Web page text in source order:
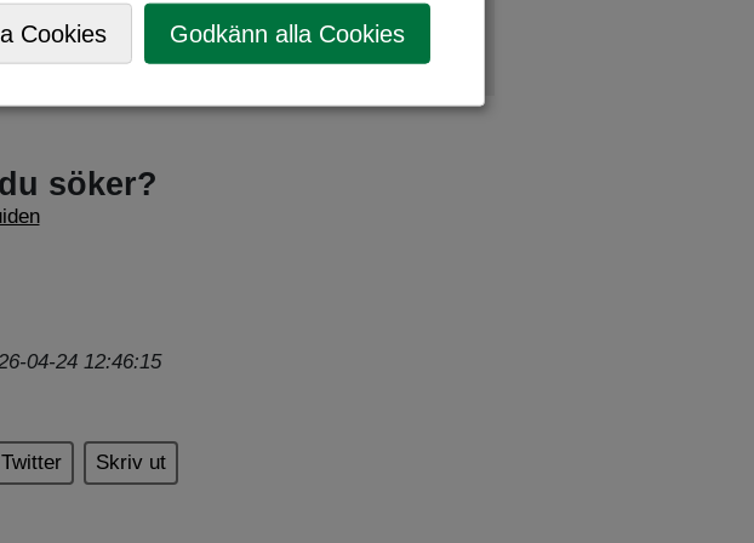
söker?
04-24 12:46:15
Twitter Skriv ut
Cookies Godkänn alla Cookies